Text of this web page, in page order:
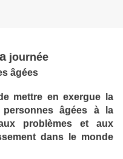
journée
âgées
mettre en exergue la
âgées à la
problèmes et aux
dans le monde